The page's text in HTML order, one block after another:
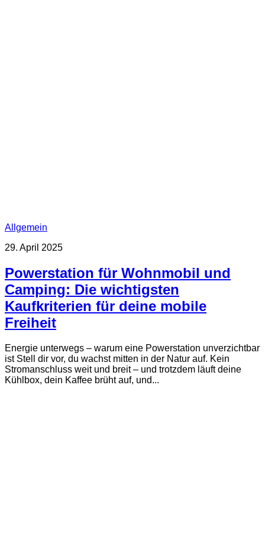
Allgemein
29. April 2025
Powerstation für Wohnmobil und
Camping: Die wichtigsten
Kaufkriterien für deine mobile
Freiheit
Energie unterwegs – warum eine Powerstation unverzichtbar
ist Stell dir vor, du wachst mitten in der Natur auf. Kein
Stromanschluss weit und breit – und trotzdem läuft deine
Kühlbox, dein Kaffee brüht auf, und...